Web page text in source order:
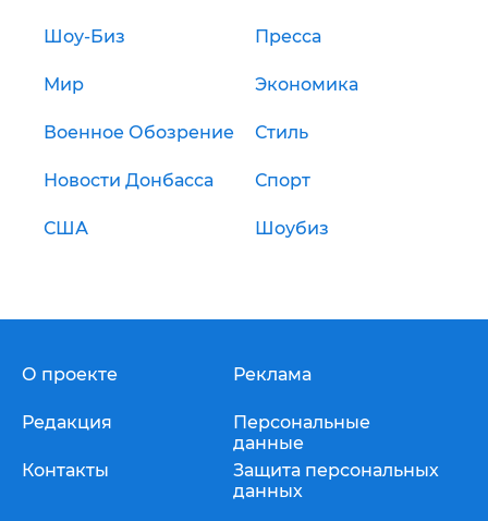
Шоу-Биз Пресса
Мир Экономика
Военное Обозрение Стиль
Новости Донбасса Спорт
США Шоубиз
О проекте
Редакция
Контакты
Реклама
Персональные
данные
Защита персональных
данных